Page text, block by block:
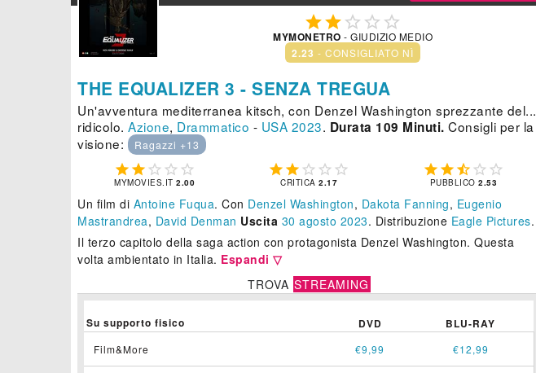
   
MYMONETRO - GIUDIZIO MEDIO
2.23 - CONSIGLIATO NÌ
THE EQUALIZER 3 - SENZA TREGUA
Un'avventura mediterranea kitsch, con Denzel Washington sprezzante del...
ridicolo. Azione, Drammatico - USA 2023. Durata 109 Minuti. Consigli per la
visione:
Ragazzi +13
    
MYMOVIES.IT2.00
    
CRITICA2.17
    
PUBBLICO2.53
Un film di Antoine Fuqua. Con Denzel Washington, Dakota Fanning, Eugenio
Mastrandrea, David Denman Uscita 30 agosto 2023. Distribuzione Eagle Pictures.
Il terzo capitolo della saga action con protagonista Denzel Washington. Questa
volta ambientato in Italia. Espandi ▽
TROVA STREAMING
Su supporto fisico DVD BLU-RAY
Film&More €9,99 €12,99